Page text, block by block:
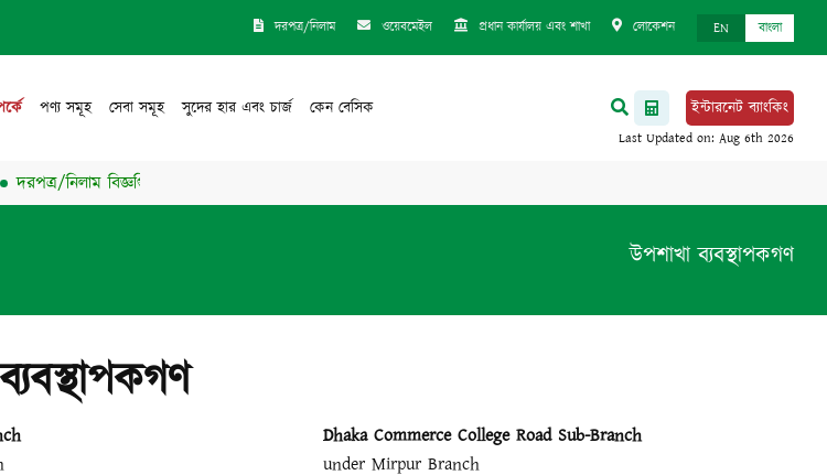
দরপত্র/নিলাম ওয়েবমেইল প্রধান কার্যালয় এবং শাখা লোকেশন EN বাংলা
পণ্য সমূহ সেবা সমূহ সুদের হার এবং চার্জ কেন বেসিক ইন্টারনেট ব্যাংকিং
নিলাম বিজ্ঞপ্তি প্রকাশিত
উপশাখা ব্যবস্থাপকগণ
Dhaka Commerce College Road Sub-Branch
under Mirpur Branch